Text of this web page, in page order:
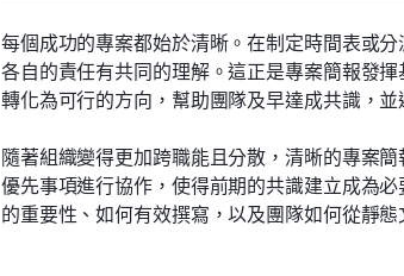
每個成功的專案都始於清晰。在制定時間表或
各自的責任有共同的理解。這正是專案簡報發
轉化為可行的方向，幫助團隊及早達成共識，
隨著組織變得更加跨職能且分散，清晰的專案
優先事項進行協作，使得前期的共識建立成為
的重要性、如何有效撰寫，以及團隊如何從靜